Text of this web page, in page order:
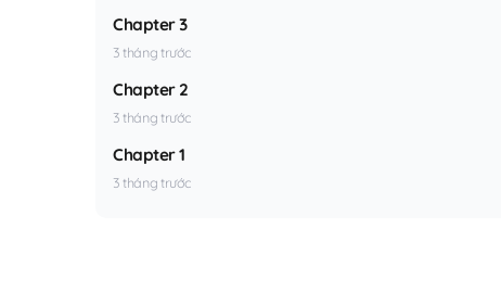
Chapter 3
3 tháng trước
Chapter 2
3 tháng trước
Chapter 1
3 tháng trước